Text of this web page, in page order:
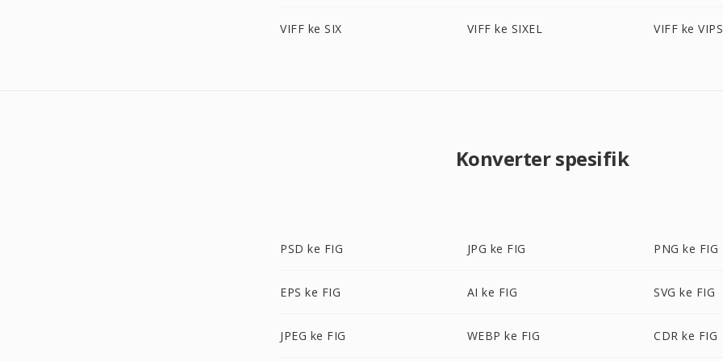
VIFF ke SIX VIFF ke SIXEL VIFF ke VIPS
Konverter spesifik
PSD ke FIG JPG ke FIG PNG ke FIG
EPS ke FIG AI ke FIG SVG ke FIG
JPEG ke FIG WEBP ke FIG CDR ke FIG